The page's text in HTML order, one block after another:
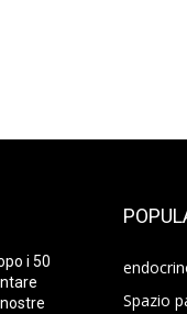
i 50
Spazio